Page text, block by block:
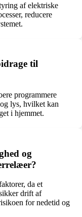
af elektriske
reducere
til
programmere
lys, hvilket kan
i hjemmet.
og
da et
drift af
for nedetid og